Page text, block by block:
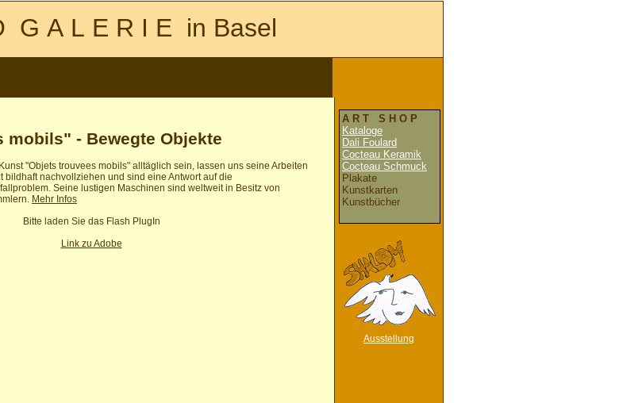
G A L E R I E in Basel
mobils" - Bewegte Objekte
"Objets trouvees mobils" alltäglich sein, lassen uns seine Arbeiten
bildhaft nachvollziehen und sind eine Antwort auf die
Seine lustigen Maschinen sind weltweit in Besitz von
Mehr Infos
Bitte laden Sie das Flash PlugIn
Link zu Adobe
A R T S H O P
Kataloge
Dali Foulard
Cocteau Keramik
Cocteau Schmuck
Plakate
Kunstkarten
Kunstbücher
Ausstellung